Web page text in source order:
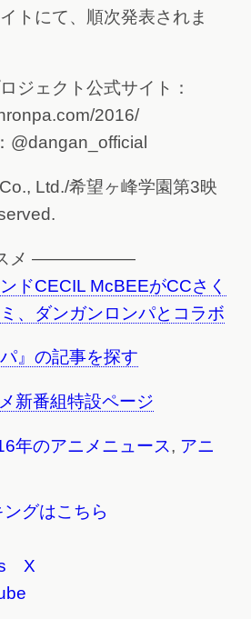
トにて、順次発表されま
ジェクト公式サイト：
2016/
@dangan_official
Ltd./希望ヶ峰学園第3映
スメ ——————
ドCECIL McBEEがCCさく
、ダンガンロンパとコラボ
』の記事を探す
新番組特設ページ
年のアニメニュース, アニ
グはこちら
X